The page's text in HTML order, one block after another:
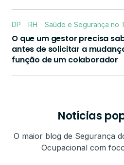
DP RH Saúde e Segurança no
O que um gestor precisa
antes de solicitar a
função de um colaborador
Notícias
O maior blog de Segurança
Ocupacional com